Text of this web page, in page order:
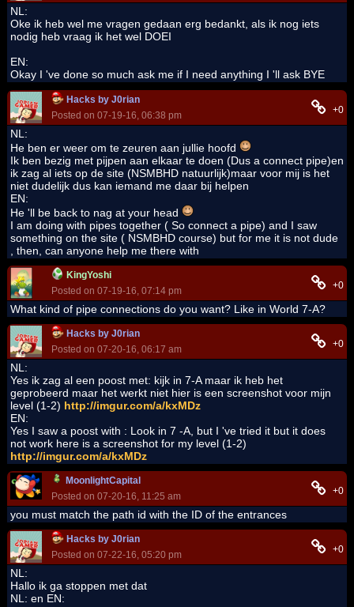
NL:
Oke ik heb wel me vragen gedaan erg bedankt, als ik nog iets
nodig heb vraag ik het wel DOEI
EN:
Okay I 've done so much ask me if I need anything I 'll ask BYE
Hacks by J0rian
Posted on 07-19-16, 06:38 pm
+0
NL:
He ben er weer om te zeuren aan jullie hoofd
Ik ben bezig met pijpen aan elkaar te doen (Dus a connect pipe)en
ik zag al iets op de site (NSMBHD natuurlijk)maar voor mij is het
niet dudelijk dus kan iemand me daar bij helpen
EN:
He 'll be back to nag at your head
I am doing with pipes together ( So connect a pipe) and I saw
something on the site ( NSMBHD course) but for me it is not dude
, then, can anyone help me there with
KingYoshi
Posted on 07-19-16, 07:14 pm
+0
What kind of pipe connections do you want? Like in World 7-A?
Hacks by J0rian
Posted on 07-20-16, 06:17 am
+0
NL:
Yes ik zag al een poost met: kijk in 7-A maar ik heb het
geprobeerd maar het werkt niet hier is een screenshot voor mijn
level (1-2) http://imgur.com/a/kxMDz
EN:
Yes I saw a poost with : Look in 7 -A, but I 've tried it but it does
not work here is a screenshot for my level (1-2)
http://imgur.com/a/kxMDz
MoonlightCapital
Posted on 07-20-16, 11:25 am
+0
you must match the path id with the ID of the entrances
Hacks by J0rian
Posted on 07-22-16, 05:20 pm
+0
NL:
Hallo ik ga stoppen met dat
NL: en EN: